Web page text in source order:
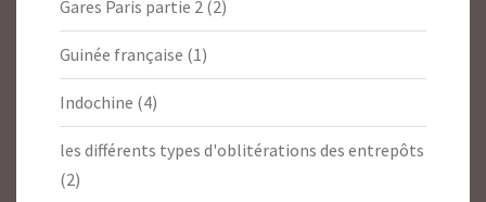
Gares Paris partie 2 (2)
Guinée française (1)
Indochine (4)
les différents types d'oblitérations des entrepôts
(2)